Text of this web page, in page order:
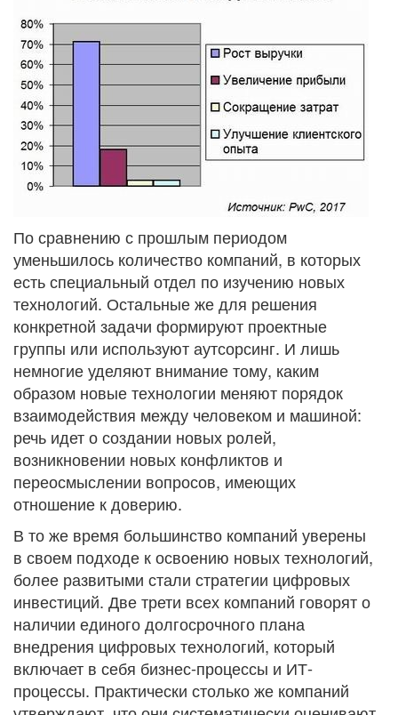
По сравнению с прошлым периодом
уменьшилось количество компаний, в которых
есть специальный отдел по изучению новых
технологий. Остальные же для решения
конкретной задачи формируют проектные
группы или используют аутсорсинг. И лишь
немногие уделяют внимание тому, каким
образом новые технологии меняют порядок
взаимодействия между человеком и машиной:
речь идет о создании новых ролей,
возникновении новых конфликтов и
переосмыслении вопросов, имеющих
отношение к доверию.
В то же время большинство компаний уверены
в своем подходе к освоению новых технологий,
более развитыми стали стратегии цифровых
инвестиций. Две трети всех компаний говорят о
наличии единого долгосрочного плана
внедрения цифровых технологий, который
включает в себя бизнес-процессы и ИТ-
процессы. Практически столько же компаний